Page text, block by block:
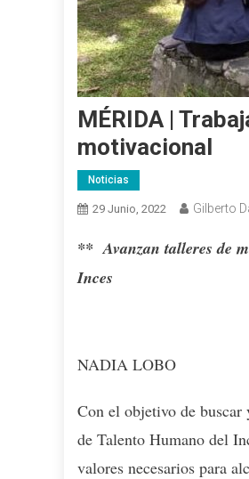
MÉRIDA |
motivacional
Noticias
29 Junio, 2022 Gilberto
** Avanzan talleres de
Inces
NADIA LOBO
Con el objetivo de buscar
de Talento Humano del
valores necesarios para